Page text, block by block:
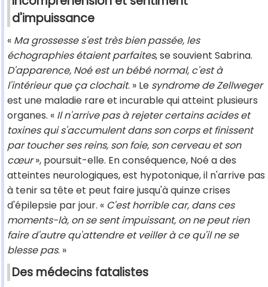
d'impuissance
« Ma grossesse s'est très bien passée, les
échographies étaient parfaites, se souvient Sabrina.
D'apparence, Noé est un bébé normal, c'est à
l'intérieur que ça clochait. » Le syndrome de Zellweger
est une maladie rare et incurable qui atteint plusieurs
organes. « Il n'arrive pas à rejeter certains acides et
toxines qui s'accumulent dans son corps et finissent
par toucher ses reins, son foie, son cerveau et son
cœur», poursuit-elle. En conséquence, Noé a des
atteintes neurologiques, est hypotonique, il n'arrive pas
à tenir sa tête et peut faire jusqu'à quinze crises
d'épilepsie par jour. « C'est horrible car, dans ces
moments-là, on se sent impuissant, on ne peut rien
faire d'autre qu'attendre et veiller à ce qu'il ne se
blesse pas. »
Des médecins fatalistes